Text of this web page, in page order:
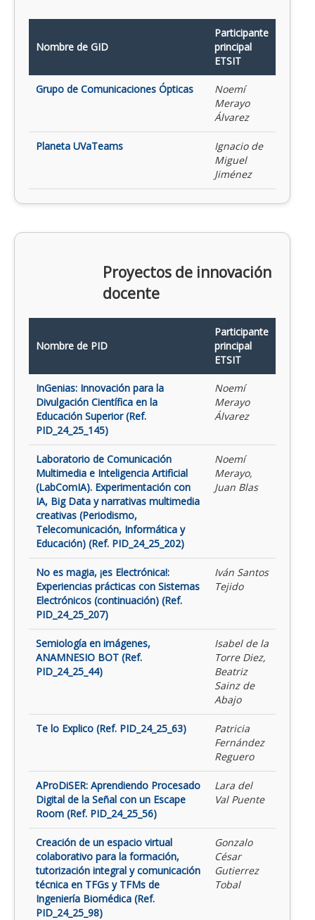
Nombre de GID
Participante
principal
ETSIT
Grupo de Comunicaciones Ópticas
Noemí
Merayo
Álvarez
Planeta UVaTeams
Ignacio de
Miguel
Jiménez
Proyectos de innovación
docente
Nombre de PID
Participante
principal
ETSIT
InGenias: Innovación para la
Divulgación Científica en la
Educación Superior (Ref.
PID_24_25_145)
Noemí
Merayo
Álvarez
Laboratorio de Comunicación
Multimedia e Inteligencia Artificial
(LabComIA). Experimentación con
IA, Big Data y narrativas multimedia
creativas (Periodismo,
Telecomunicación, Informática y
Educación) (Ref. PID_24_25_202)
Noemí
Merayo,
Juan Blas
No es magia, ¡es Electrónica!:
Experiencias prácticas con Sistemas
Electrónicos (continuación) (Ref.
PID_24_25_207)
Iván Santos
Tejido
Semiología en imágenes,
ANAMNESIO BOT (Ref.
PID_24_25_44)
Isabel de la
Torre Diez,
Beatriz
Sainz de
Abajo
Te lo Explico (Ref. PID_24_25_63)
Patricia
Fernández
Reguero
AProDiSER: Aprendiendo Procesado
Digital de la Señal con un Escape
Room (Ref. PID_24_25_56)
Lara del
Val Puente
Creación de un espacio virtual
colaborativo para la formación,
tutorización integral y comunicación
técnica en TFGs y TFMs de
Ingeniería Biomédica (Ref.
PID_24_25_98)
Gonzalo
César
Gutierrez
Tobal